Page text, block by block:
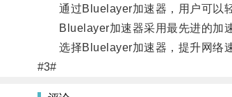
通过Bluelayer加速器，用户可以轻
Bluelayer加速器采用最先进的加速
选择Bluelayer加速器，提升网络速
#3#